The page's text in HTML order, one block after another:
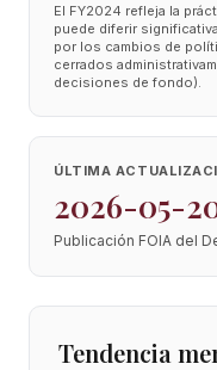
El FY2024 refleja la
puede diferir
por los cambios de
cerrados
decisiones de fondo).
ÚLTIMA
2026-05-
Publicación FOIA del
Tendencia